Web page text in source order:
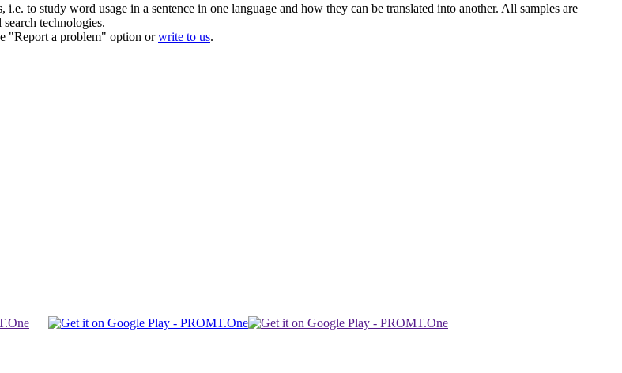
to study word usage in a sentence in one language and how they can be translated into another. All samples are
technologies.
"Report a problem" option orwrite to us.